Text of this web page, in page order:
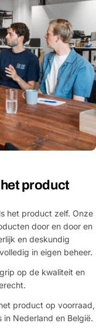
product
het product zelf. Onze
door en door en
en deskundig
in eigen beheer.
op de kwaliteit en
product op voorraad,
Nederland en België.